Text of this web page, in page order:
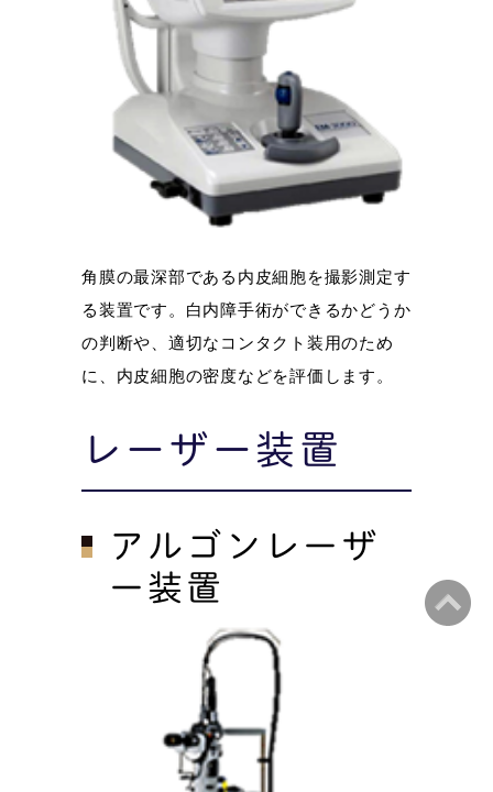
角膜の最深部である内皮細胞を撮影測定す
る装置です。白内障手術ができるかどうか
の判断や、適切なコンタクト装用のため
に、内皮細胞の密度などを評価します。
レーザー装置
アルゴンレーザ
ー装置